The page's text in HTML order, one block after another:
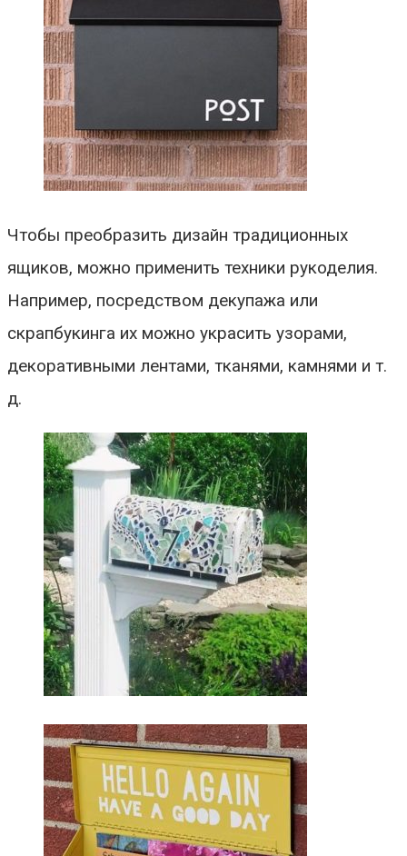
Чтобы преобразить дизайн традиционных
ящиков, можно применить техники рукоделия.
Например, посредством декупажа или
скрапбукинга их можно украсить узорами,
декоративными лентами, тканями, камнями и т.
д.